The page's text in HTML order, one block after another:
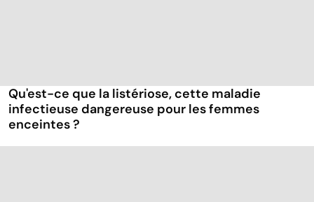
Qu'est-ce que la listériose, cette maladie
infectieuse dangereuse pour les femmes
enceintes ?